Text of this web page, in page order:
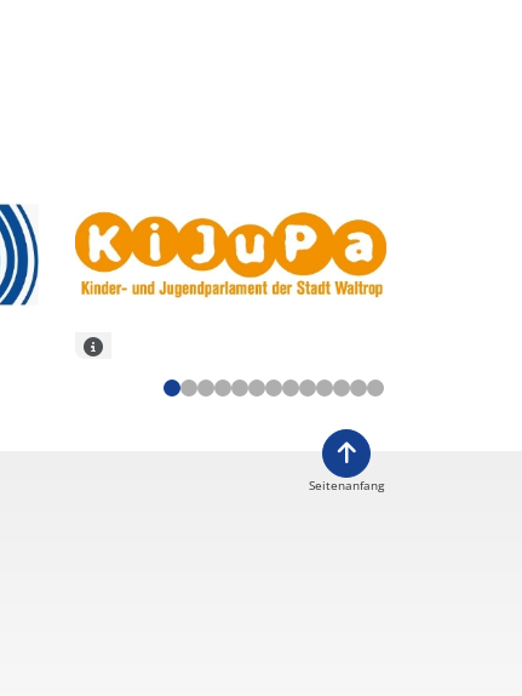
Seitenanfang